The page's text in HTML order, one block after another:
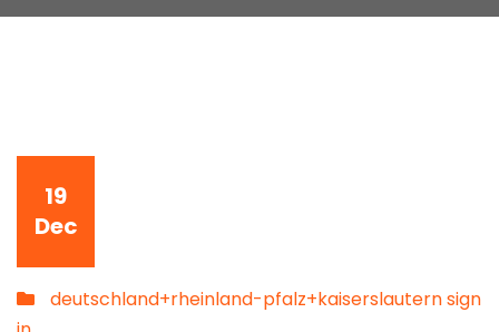
19
Dec
deutschland+rheinland-pfalz+kaiserslautern sign